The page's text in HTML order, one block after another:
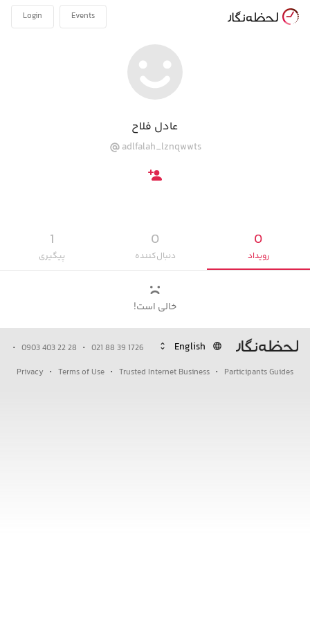
Events
Login
عادل فلاح
adlfalah_lznqwwts
0
رویداد‌
0
دنبال‌کننده
1
پیگیری‌
خالی است!
language
unfold_more
021 88 39 1726
·
0903 403 22 28
·
Participants Guides
·
Trusted Internet Business
·
Terms of Use
·
Privacy